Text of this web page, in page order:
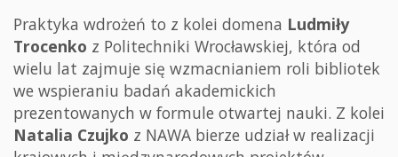
Praktyka wdrożeń to z kolei domena Ludmiły
Trocenko z Politechniki Wrocławskiej, która od
wielu lat zajmuje się wzmacnianiem roli bibliotek
we wspieraniu badań akademickich
prezentowanych w formule otwartej nauki. Z kolei
Natalia Czujko z NAWA bierze udział w realizacji